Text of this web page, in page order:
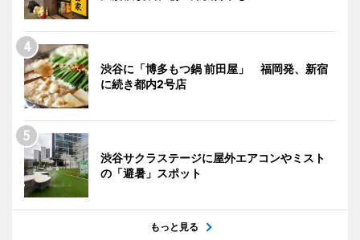
渋谷に「博多もつ鍋 前田屋」 福岡発、新宿
に続き都内2号店
渋谷サクラステージに屋外エアコンやミスト
の「避暑」スポット
もっと見る